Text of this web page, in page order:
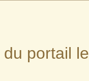
portail